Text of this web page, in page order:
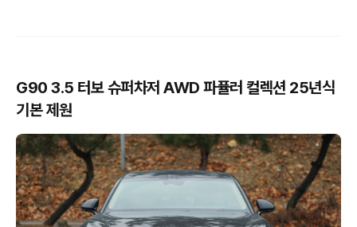
G90 3.5 터보 슈퍼차저 AWD 파퓰러 컬렉션 25년식
기본 제원